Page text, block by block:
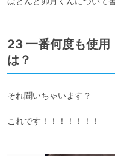
23 一番何度も使用
は？
それ聞いちゃいます？
これです！！！！！！！